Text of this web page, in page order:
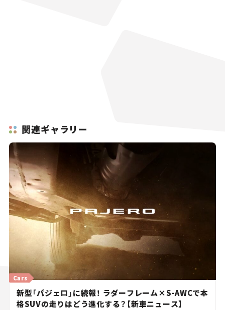
関連ギャラリー
Cars
新型「パジェロ」に続報！ ラダーフレーム×S-AWCで本
格SUVの走りはどう進化する？【新車ニュース】